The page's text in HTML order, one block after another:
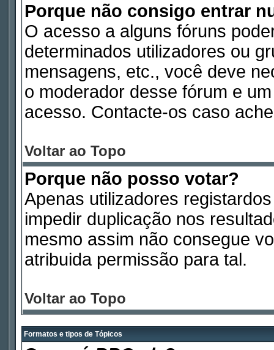
Porque não consigo entrar
O acesso a alguns fóruns
determinados utilizadores ou
mensagens, etc., você deve
o moderador desse fórum e
acesso. Contacte-os caso
Voltar ao Topo
Porque não posso votar?
Apenas utilizadores
impedir duplicação nos
mesmo assim não consegue
atribuida permissão para tal.
Voltar ao Topo
Formatos e tipos de Tópicos